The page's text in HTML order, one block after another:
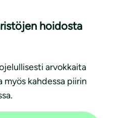
hoidosta
arvokkaita
kahdessa piirin